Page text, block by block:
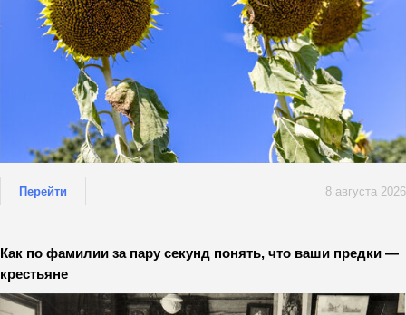
Перейти 8 августа 2026
Как по фамилии за пару секунд понять, что ваши предки —
крестьяне